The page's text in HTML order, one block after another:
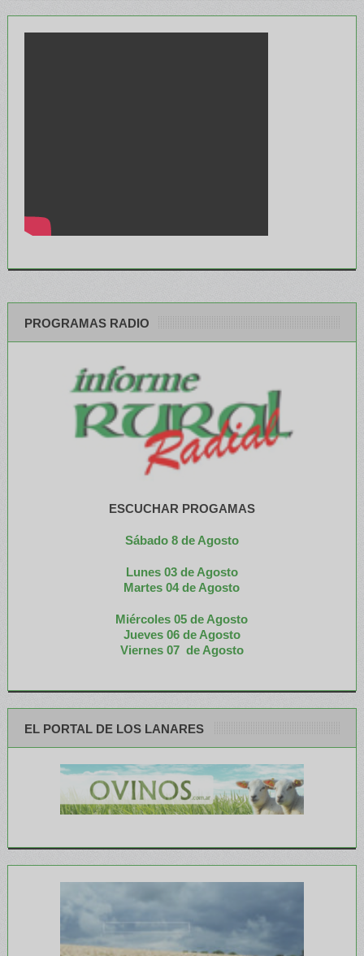
PROGRAMAS RADIO
ESCUCHAR PROGAMAS
Sábado 8 de Agosto
Lunes 03 de Agosto
Martes 04 de Agosto
Miércoles 05 de Agosto
Jueves 06 de Agosto
Viernes 07 de Agosto
EL PORTAL DE LOS LANARES